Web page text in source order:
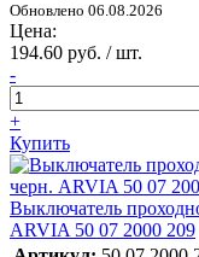
Обновлено 06.08.2026
Цена:
194.60 руб. / шт.
-
+
Купить
Выключатель
ARVIA 50 07 2000 209